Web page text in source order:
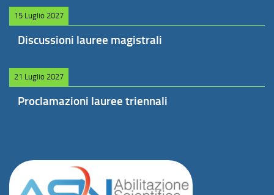
15 Luglio 2027
Discussioni lauree magistrali
21 Luglio 2027
Proclamazioni lauree triennali